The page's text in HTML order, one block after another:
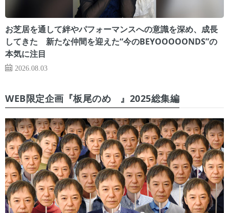
お芝居を通して絆やパフォーマンスへの意識を深め、成長
してきた 新たな仲間を迎えた“今のBEYOOOOONDS”の
本気に注目
2026.08.03
WEB限定企画『板尾のめ゙』2025総集編